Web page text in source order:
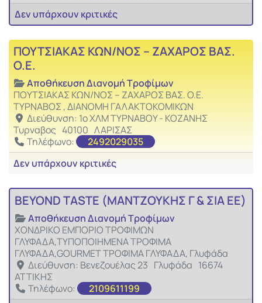
Δεν υπάρχουν κριτικές
ΠΟΥΤΣΙΑΚΑΣ ΚΩΝ/ΝΟΣ – ΖΑΧΑΡΟΣ ΒΑΣ.
Ο.Ε.
Αποθήκευση Διανομή Τροφίμων
ΠΟΥΤΣΙΑΚΑΣ ΚΩΝ/ΝΟΣ – ΖΑΧΑΡΟΣ ΒΑΣ. Ο.Ε.
ΤΥΡΝΑΒΟΣ , ΔΙΑΝΟΜΗ ΓΑΛΑΚΤΟΚΟΜΙΚΩΝ
Διεύθυνση: 1ο ΧΛΜ ΤΥΡΝΑΒΟΥ - ΚΟΖΑΝΗΣ
Τυρναβος 40100 ΛΑΡΙΣΑΣ
Τηλέφωνο:
2492029035
Δεν υπάρχουν κριτικές
BEYOND TASTE (ΜΑΝΤΖΟΥΚΗΣ Γ & ΣΙΑ ΕΕ)
Αποθήκευση Διανομή Τροφίμων
ΧΟΝΔΡΙΚΟ ΕΜΠΟΡΙΟ ΤΡΟΦΙΜΩΝ
ΓΛΥΦΑΔΑ,ΤΥΠΟΠΟΙΗΜΕΝΑ ΤΡΟΦΙΜΑ
ΓΛΥΦΑΔΑ,GOURMET ΤΡΟΦΙΜΑ ΓΛΥΦΑΔΑ, Γλυφάδα
Διεύθυνση: Βενεζουέλας 23 Γλυφάδα 16674
ΑΤΤΙΚΗΣ
Τηλέφωνο:
2109611199